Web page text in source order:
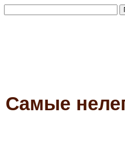
Самые